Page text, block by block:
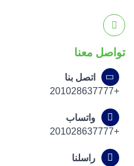
تواصل معنا
اتصل بنا
+201028637777
واتساب
+201028637777
راسلنا